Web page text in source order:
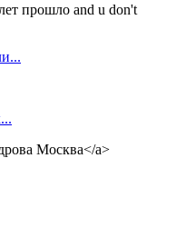
прошло and u don't
Москва</a>